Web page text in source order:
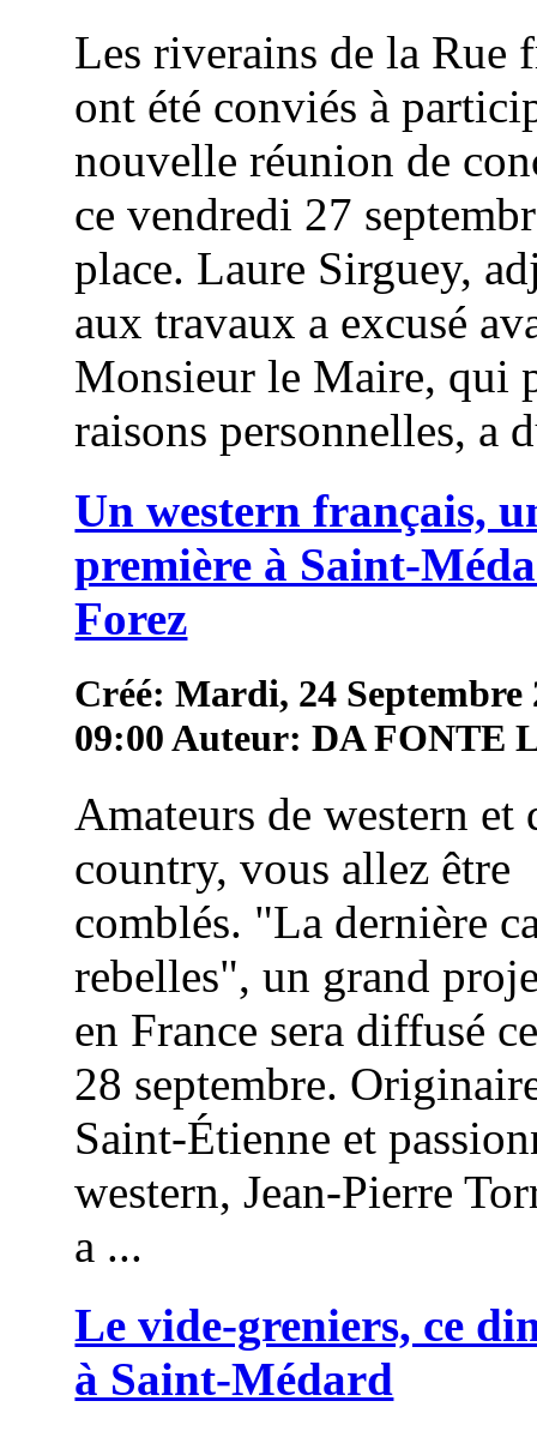
Les riverains de la Rue
ont été conviés à
nouvelle réunion de
ce vendredi 27
place. Laure Sirguey,
aux travaux a excusé
Monsieur le Maire, qui
raisons personnelles, a
Un western français,
première à Saint-
Forez
Créé: Mardi, 24 Septembre
09:00Auteur: DA FONTE
Amateurs de western et
country, vous allez être
comblés. "La dernière
rebelles", un grand
en France sera diffusé
28 septembre.
Saint-Étienne et
western, Jean-Pierre
a ...
Le vide-greniers, ce
à Saint-Médard